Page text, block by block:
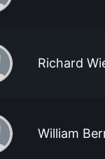
Richard
William